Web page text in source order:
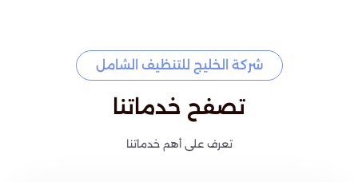
شركة الخليج للتنظيف الشامل
تصفح خدماتنا
تعرف على أهم خدماتنا